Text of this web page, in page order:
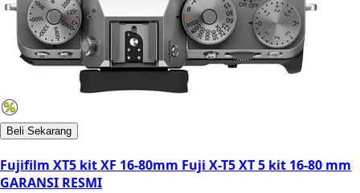
Beli Sekarang
Fujifilm XT5 kit XF 16-80mm Fuji X-T5 XT 5 kit 16-80 mm
GARANSI RESMI